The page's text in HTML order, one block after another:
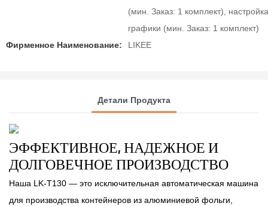
(мин. Заказ: 1 комплект), настройка
графики (мин. Заказ: 1 комплект)
Фирменное Наименование:
LIKEE
Детали Продукта
ЭФФЕКТИВНОЕ, НАДЕЖНОЕ И
ДОЛГОВЕЧНОЕ ПРОИЗВОДСТВО
Наша LK-T130 — это исключительная автоматическая машина
для производства контейнеров из алюминиевой фольги,